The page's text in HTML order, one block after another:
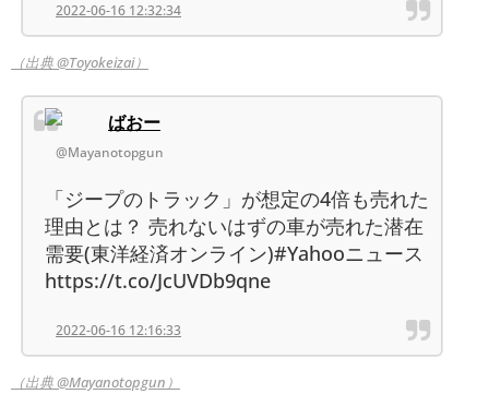
2022-06-16 12:32:34
（出典 @Toyokeizai）
ばおー
@Mayanotopgun
「ジープのトラック」が想定の4倍も売れた
理由とは？ 売れないはずの車が売れた潜在
需要(東洋経済オンライン)#Yahooニュース
https://t.co/JcUVDb9qne
2022-06-16 12:16:33
（出典 @Mayanotopgun）